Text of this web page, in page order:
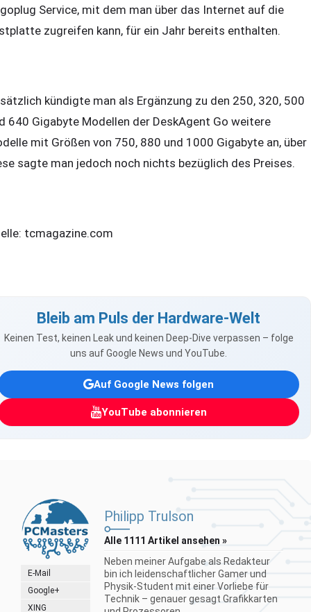
Service, mit dem man über das Internet auf die
zugreifen kann, für ein Jahr bereits enthalten.
kündigte man als Ergänzung zu den 250, 320, 500
640 Gigabyte Modellen der DeskAgent Go weitere
mit Größen von 750, 880 und 1000 Gigabyte an, über
sagte man jedoch noch nichts bezüglich des Preises.
tcmagazine.com
Bleib am Puls der Hardware-Welt
Keinen Test, keinen Leak und keinen Deep-Dive verpassen – folge
uns auf Google News und YouTube.
Auf Google News folgen
YouTube abonnieren
E-Mail
Google+
XING
Philipp Trulson
Alle 1111 Artikel ansehen »
Neben meiner Aufgabe als Redakteur
bin ich leidenschaftlicher Gamer und
Physik-Student mit einer Vorliebe für
Technik – genauer gesagt Grafikkarten